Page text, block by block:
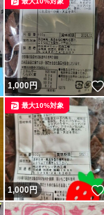
いいね！
1,000円
いいね！
1,000円
最大10%対象